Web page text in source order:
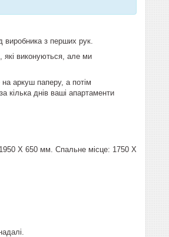
виробника з перших рук.
які виконуються, але ми
аркуш паперу, а потім
кілька днів ваші апартаменти
X 650 мм. Спальне місце: 1750 X